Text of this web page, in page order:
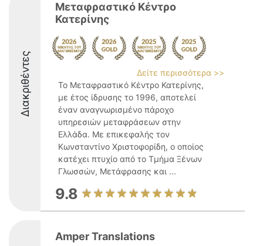
Διακριθέντες
Μεταφραστικό Κέντρο
Κατερίνης
Δείτε περισσότερα >>
Το Μεταφραστικό Κέντρο Κατερίνης,
με έτος ίδρυσης το 1996, αποτελεί
έναν αναγνωρισμένο πάροχο
υπηρεσιών μεταφράσεων στην
Ελλάδα. Με επικεφαλής τον
Κωνσταντίνο Χριστοφορίδη, ο οποίος
κατέχει πτυχίο από το Τμήμα Ξένων
Γλωσσών, Μετάφρασης και ...
9.8
Amper Translations